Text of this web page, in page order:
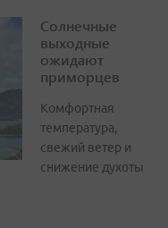
Солнечные
выходные
ожидают
приморцев
Комфортная
температура,
свежий ветер и
снижение духоты